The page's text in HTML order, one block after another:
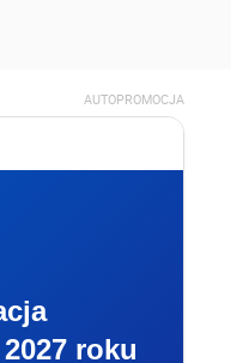
AUTOPROMOCJA
roku